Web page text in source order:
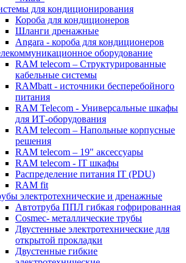
для кондиционирования
Короба для кондиционеров
Шланги дренажные
Angara - короба для кондиционеров
оборудование
RAM telecom – Структурированные
кабельные системы
RAMbatt - источники бесперебойного
питания
RAM Telecom - Универсальные шкафы
для ИТ-оборудования
RAM telecom – Напольные корпусные
решения
RAM telecom – 19" аксессуары
RAM telecom - IT шкафы
Распределение питания IT (PDU)
RAM fit
электротехнические и дренажные
Автотруба ППЛ гибкая гофрированная
Cosmec- металлические трубы
Двустенные электротехнические для
открытой прокладки
Двустенные гибкие